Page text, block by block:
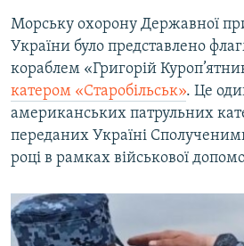
Морську охорону Державної
України було представлено
кораблем «Григорій
катером «Старобільськ». Це
американських патрульних
переданих Україні
році в рамках військової